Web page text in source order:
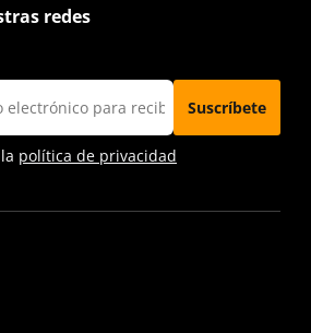
redes
política de privacidad